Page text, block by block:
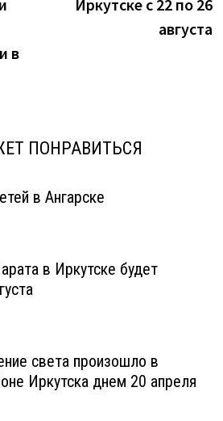
в
Иркутске с 22 по 26
августа
ПОНРАВИТЬСЯ
в Ангарске
в Иркутске будет
света произошло в
Иркутска днем 20 апреля